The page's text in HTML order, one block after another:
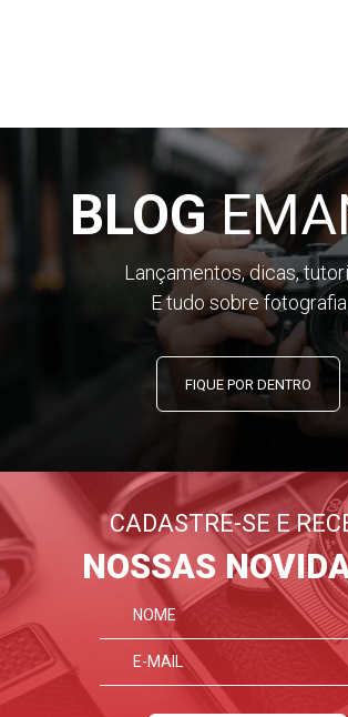
BLOG
Lançamentos, dicas,
E tudo sobre fotografia
FIQUE POR DENTRO
CADASTRE-SE E
NOSSAS